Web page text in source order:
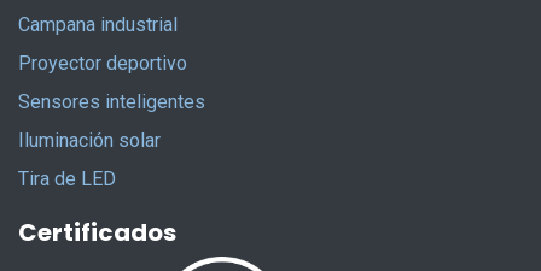
Campana industrial
Proyector deportivo
Sensores inteligentes
Iluminación solar
Tira de LED
Certificados